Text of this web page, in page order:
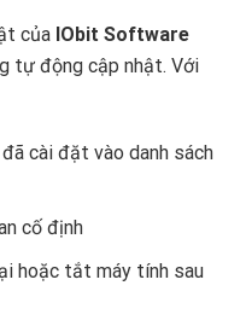
của IObit Software
tự động cập nhật. Với
cài đặt vào danh sách
cố định
hoặc tắt máy tính sau